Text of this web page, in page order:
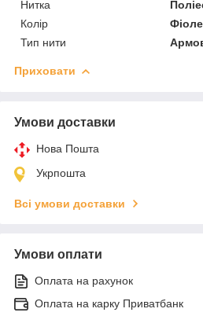
Нитка
Колір
Тип нити
Приховати
Умови доставки
Нова Пошта
Укрпошта
Всі умови доставки
Умови оплати
Оплата на рахунок
Оплата на карку Приватбанк